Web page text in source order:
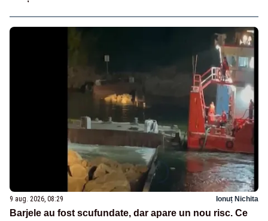
9 aug. 2026, 08:29 Ionuț Nichita
Barjele au fost scufundate, dar apare un nou risc. Ce